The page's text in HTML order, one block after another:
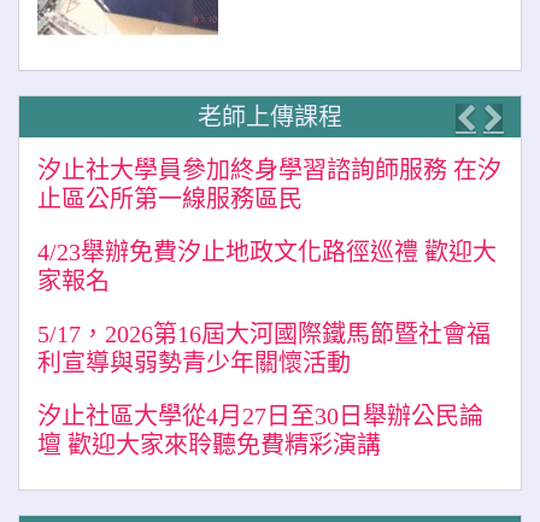
老師上傳課程
汐止社大學員參加終身學習諮詢師服務 在汐
止區公所第一線服務區民
4/23舉辦免費汐止地政文化路徑巡禮 歡迎大
家報名
5/17，2026第16屆大河國際鐵馬節暨社會福
利宣導與弱勢青少年關懷活動
汐止社區大學從4月27日至30日舉辦公民論
壇 歡迎大家來聆聽免費精彩演講